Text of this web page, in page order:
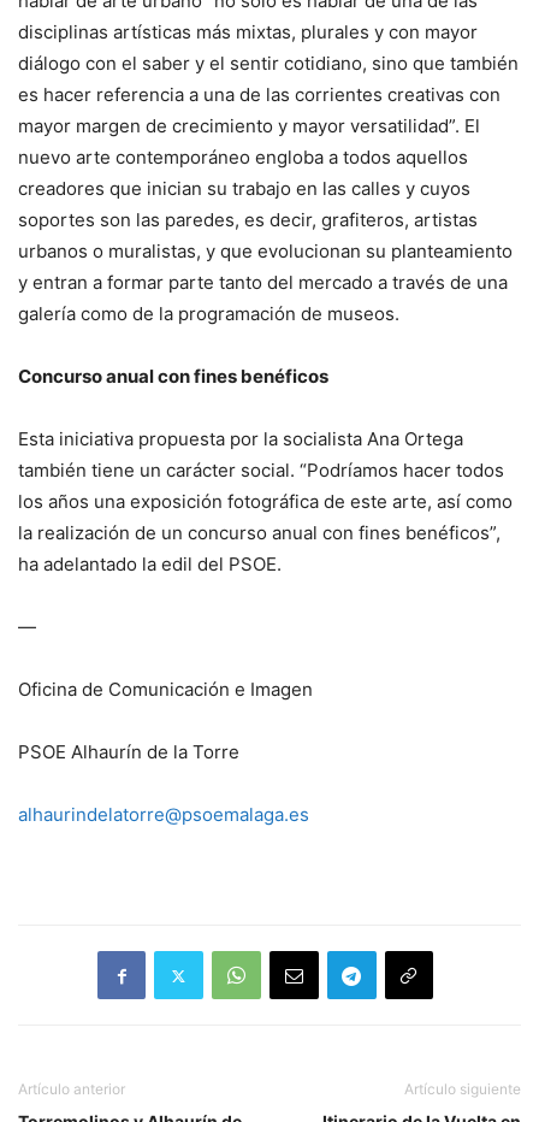
disciplinas artísticas más mixtas, plurales y con mayor
diálogo con el saber y el sentir cotidiano, sino que también
es hacer referencia a una de las corrientes creativas con
mayor margen de crecimiento y mayor versatilidad”. El
nuevo arte contemporáneo engloba a todos aquellos
creadores que inician su trabajo en las calles y cuyos
soportes son las paredes, es decir, grafiteros, artistas
urbanos o muralistas, y que evolucionan su planteamiento
y entran a formar parte tanto del mercado a través de una
galería como de la programación de museos.
Concurso anual con fines benéficos
Esta iniciativa propuesta por la socialista Ana Ortega
también tiene un carácter social. “Podríamos hacer todos
los años una exposición fotográfica de este arte, así como
la realización de un concurso anual con fines benéficos”,
ha adelantado la edil del PSOE.
—
Oficina de Comunicación e Imagen
PSOE Alhaurín de la Torre
alhaurindelatorre@psoemalaga.es
Artículo anterior Artículo siguiente